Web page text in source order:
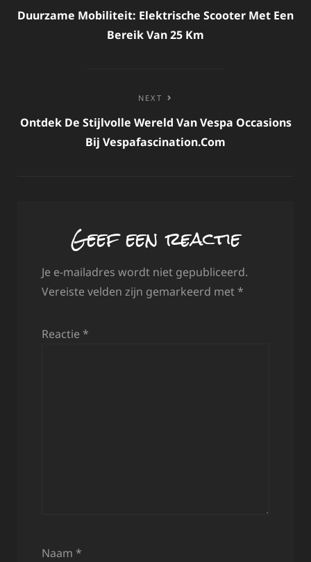
navigatie
Duurzame Mobiliteit: Elektrische Scooter Met Een
Bereik Van 25 Km
NEXT
Ontdek De Stijlvolle Wereld Van Vespa Occasions
Bij Vespafascination.com
Geef een reactie
Je e-mailadres wordt niet gepubliceerd.
Vereiste velden zijn gemarkeerd met *
Reactie *
Naam *